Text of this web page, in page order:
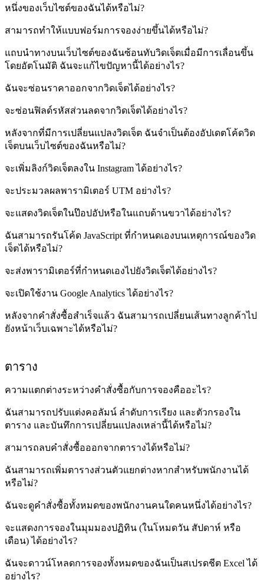
หนึ่งของเว็บไซต์ของฉันได้หรือไม่?
สามารถทำให้แบบฟอร์มการจองง่ายขึ้นได้หรือไม่?
แถบนำทางบนเว็บไซต์ของฉันซ้อนทับวิดเจ็ตเมื่อมีการเลื่อนขึ้น
โดยอัตโนมัติ ฉันจะแก้ไขปัญหานี้ได้อย่างไร?
ฉันจะซ่อนราคาออกจากวิดเจ็ตได้อย่างไร?
จะซ่อนฟิลด์รหัสส่วนลดจากวิดเจ็ตได้อย่างไร?
หลังจากที่มีการเปลี่ยนแปลงวิดเจ็ต ฉันจำเป็นต้องอัปเดตโค้ดวิด
เจ็ตบนเว็บไซต์ของฉันหรือไม่?
จะเพิ่มลิงก์วิดเจ็ตลงใน Instagram ได้อย่างไร?
จะประมวลผลพารามิเตอร์ UTM อย่างไร?
จะแสดงวิดเจ็ตในป๊อปอัปหรือในแถบด้านขวาได้อย่างไร?
ฉันสามารถรันโค้ด JavaScript ที่กำหนดเองบนเหตุการณ์ของวิด
เจ็ตได้หรือไม่?
จะส่งพารามิเตอร์ที่กำหนดเองไปยังวิดเจ็ตได้อย่างไร?
จะเปิดใช้งาน Google Analytics ได้อย่างไร?
หลังจากคำสั่งซื้อสำเร็จแล้ว ฉันสามารถเปลี่ยนเส้นทางลูกค้าไป
ยังหน้าเว็บเฉพาะได้หรือไม่?
ตาราง
ความแตกต่างระหว่างคำสั่งซื้อกับการจองคืออะไร?
ฉันสามารถปรับแต่งคอลัมน์ ลำดับการเรียง และตัวกรองใน
ตาราง และบันทึกการเปลี่ยนแปลงเหล่านี้ได้หรือไม่?
สามารถลบคำสั่งซื้อออกจากตารางได้หรือไม่?
ฉันสามารถเพิ่มตารางส่วนตัวแยกต่างหากสำหรับพนักงานได้
หรือไม่?
ฉันจะดูคำสั่งซื้อทั้งหมดของพนักงานคนใดคนหนึ่งได้อย่างไร?
จะแสดงการจองในมุมมองปฏิทิน (ในโหมดวัน สัปดาห์ หรือ
เดือน) ได้อย่างไร?
ฉันจะดาวน์โหลดการจองทั้งหมดของฉันเป็นสเปรดชีต Excel ได้
อย่างไร?